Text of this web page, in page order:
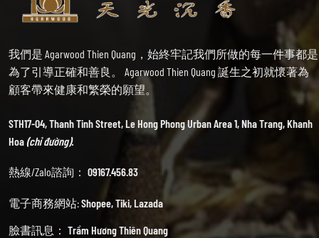
我們是 Agarwood Thien Quang，始終牢記我們所做的每一件事都是
為了引導正確和善良。 Agarwood Thien Quang 誕生之初就懷著為
顧客帶來健康和繁榮的願望。
STH17-04, Thanh Tinh Street, Le Hong Phong Urban Area 1, Nha Trang, Khanh
Hoa(chỉ đường).
熱線/Zalo諮詢： 09167.456.83
電子商務網站:Shopee,Tiki,Lazada
臉書訊息： Trầm Hương Thiên Quang